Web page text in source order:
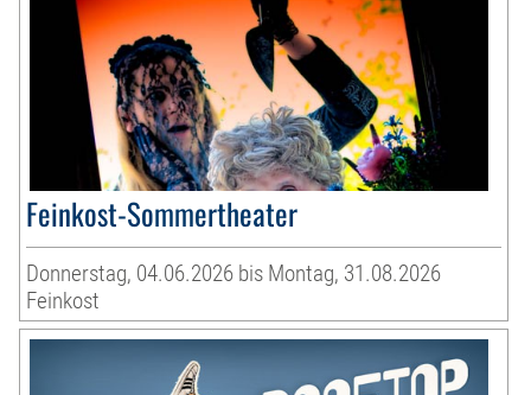
Feinkost-Sommertheater
Donnerstag, 04.06.2026 bis Montag, 31.08.2026
Feinkost